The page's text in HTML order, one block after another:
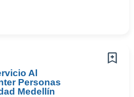
Al
Personas
Medellín